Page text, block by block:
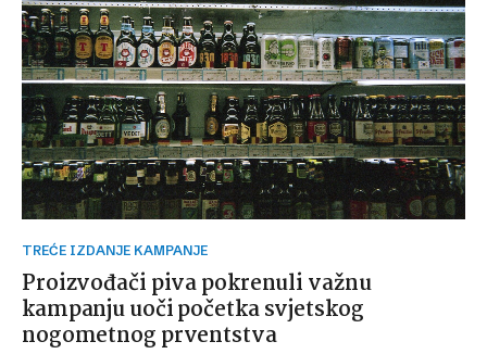
TREĆE IZDANJE KAMPANJE
Proizvođači piva pokrenuli važnu
kampanju uoči početka svjetskog
nogometnog prventstva